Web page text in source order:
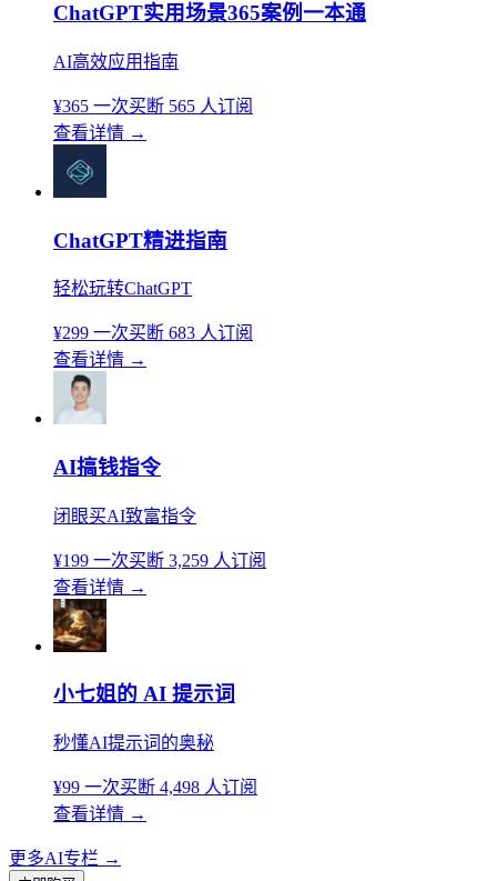
ChatGPT实用场景365案例一本通
AI高效应用指南
¥365 一次买断 565 人订阅
查看详情 →
ChatGPT精进指南
轻松玩转ChatGPT
¥299 一次买断 683 人订阅
查看详情 →
AI搞钱指令
闭眼买AI致富指令
¥199 一次买断 3,259 人订阅
查看详情 →
小七姐的 AI 提示词
秒懂AI提示词的奥秘
¥99 一次买断 4,498 人订阅
查看详情 →
更多AI专栏 →